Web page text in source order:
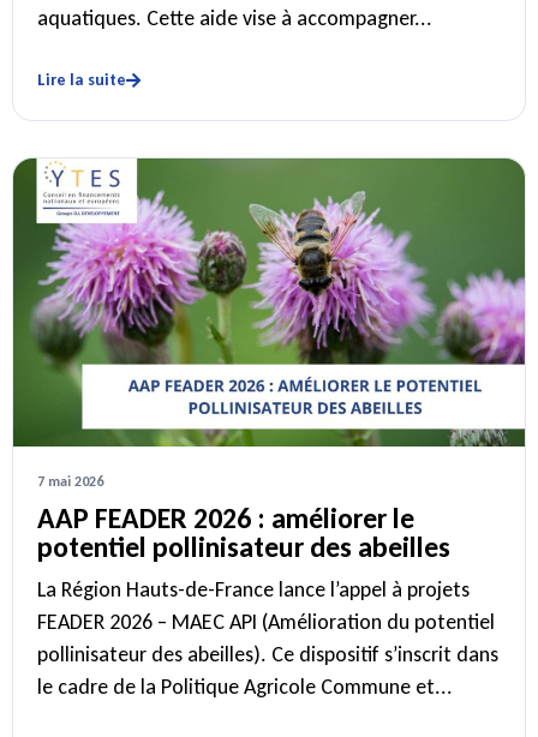
aquatiques. Cette aide vise à accompagner...
Lire la suite
7 mai 2026
AAP FEADER 2026 : améliorer le
potentiel pollinisateur des abeilles
La Région Hauts-de-France lance l’appel à projets
FEADER 2026 – MAEC API (Amélioration du potentiel
pollinisateur des abeilles). Ce dispositif s’inscrit dans
le cadre de la Politique Agricole Commune et...